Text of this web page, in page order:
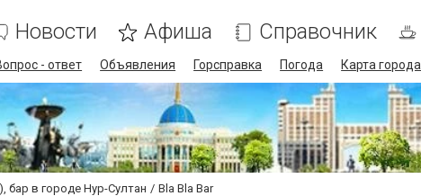
Новости Афиша Справочник
- ответ Объявления Горсправка Погода Карта города
бар в городе Нур-Султан Bla Bla Bar